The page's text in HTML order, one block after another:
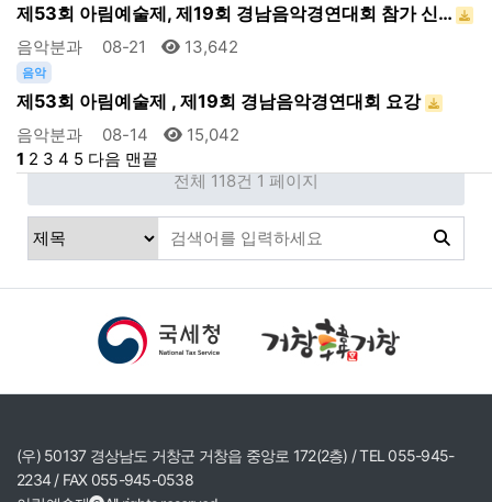
제53회 아림예술제, 제19회 경남음악경연대회 참가 신…
음악분과 08-21 13,642
음악
제53회 아림예술제 , 제19회 경남음악경연대회 요강
음악분과 08-14
15,042
1 2 3 4 5 다음 맨끝
전체 118건 1 페이지
(우) 50137 경상남도 거창군 거창읍 중앙로 172(2층) / TEL 055-945-
2234 / FAX 055-945-0538